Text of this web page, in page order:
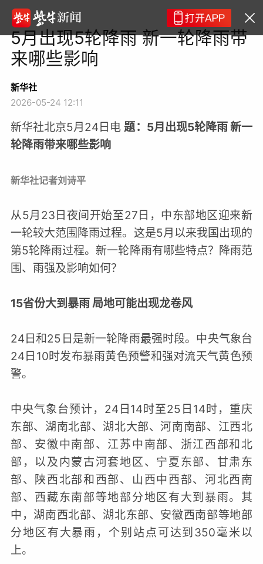
5月出现5轮降雨 新一轮降雨带
来哪些影响
新华社
2026-05-24 12:11
新华社北京5月24日电 题： 5月出现5轮降雨 新一
轮降雨带来哪些影响
新华社记者刘诗平
从5月23日夜间开始至27日，中东部地区迎来新
一轮较大范围降雨过程。这是5月以来我国出现的
第5轮降雨过程。新一轮降雨有哪些特点？降雨范
围、雨强及影响如何？
15省份大到暴雨 局地可能出现龙卷风
24日和25日是新一轮降雨最强时段。中央气象台
24日10时发布暴雨黄色预警和强对流天气黄色预
警。
中央气象台预计，24日14时至25日14时，重庆
东部、湖南北部、湖北大部、河南南部、江西北
部、安徽中南部、江苏中南部、浙江西部和北
部，以及内蒙古河套地区、宁夏东部、甘肃东
部、陕西北部和西部、山西中西部、河北西南
部、西藏东南部等地部分地区有大到暴雨。其
中，湖南西北部、湖北东部、安徽西南部等地部
分地区有大暴雨，个别站点可达到350毫米以
上。